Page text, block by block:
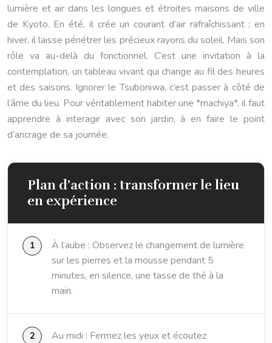
lumière et air dans les longues et étroites maisons de ville
de Kyoto. En été, il crée un courant d’air rafraîchissant ; en
hiver, il laisse pénétrer les précieux rayons du soleil. Mais son
rôle va au-delà du fonctionnel. C’est une invitation à la
contemplation, un tableau vivant qui change au fil des heures
et des saisons. Ignorer le Tsuboniwa, c’est passer à côté de
l’âme du lieu. Pour véritablement habiter une *machiya*, il faut
apprendre à interagir avec son jardin, à en faire le point
d’ancrage de sa journée.
Plan d’action : transformer le lieu
en expérience
À l’aube : Observez le changement de lumière
sur les pierres et la mousse pendant 5
minutes, en silence, une tasse de thé à la
main.
Au midi : Fermez les yeux et écoutez